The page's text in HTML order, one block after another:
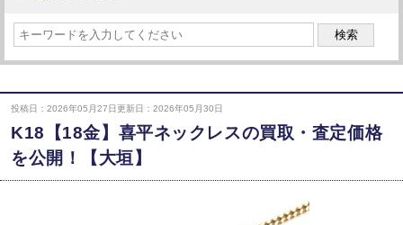
検索
投稿日：2026年05月27日 更新日：2026年05月30日
K18【18金】喜平ネックレスの買取・査定価格
を公開！【大垣】